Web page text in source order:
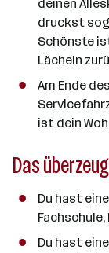
deinen
druckst
Schönste
Lächeln
Am Ende
ist dein
Das
Du hast
Du hast